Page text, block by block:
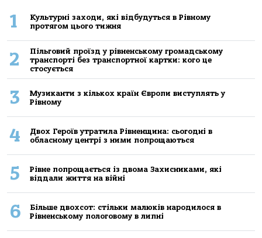
1
Культурні заходи, які відбудуться в Рівному
протягом цього тижня
2
Пільговий проїзд у рівненському громадському
транспорті без транспортної картки: кого це
стосується
3
Музиканти з кількох країн Європи виступлять у
Рівному
4
Двох Героїв утратила Рівненщина: сьогодні в
обласному центрі з ними попрощаються
5
Рівне попрощається із двома Захисниками, які
віддали життя на війні
6
Більше двохсот: стільки малюків народилося в
Рівненському пологовому в липні